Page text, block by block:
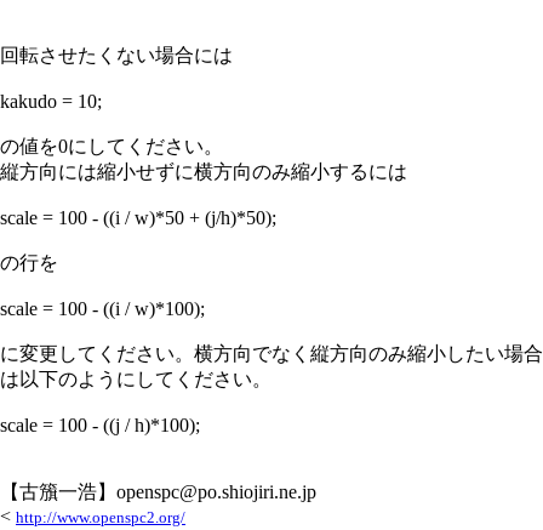
回転させたくない場合には
kakudo = 10;
の値を0にしてください。
縦方向には縮小せずに横方向のみ縮小するには
scale = 100 - ((i / w)*50 + (j/h)*50);
の行を
scale = 100 - ((i / w)*100);
に変更してください。横方向でなく縦方向のみ縮小したい場合
は以下のようにしてください。
scale = 100 - ((j / h)*100);
【古籏一浩】openspc@po.shiojiri.ne.jp
< http://www.openspc2.org/